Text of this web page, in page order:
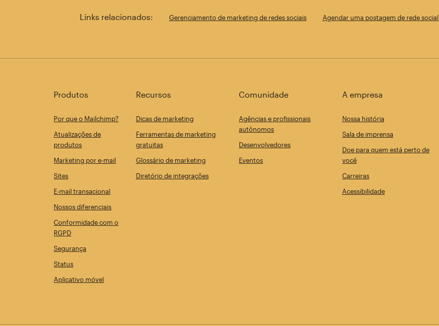
Links relacionados: Gerenciamento de marketing de redes sociais Agendar uma postagem de rede social
Produtos
Por que o Mailchimp?
Atualizações de
produtos
Marketing por e-mail
Sites
E-mail transacional
Nossos diferenciais
Conformidade com o
RGPD
Segurança
Status
Aplicativo móvel
Recursos
Dicas de marketing
Ferramentas de marketing
gratuitas
Glossário de marketing
Diretório de integrações
Comunidade
Agências e profissionais
autônomos
Desenvolvedores
Eventos
A empresa
Nossa história
Sala de imprensa
Doe para quem está perto de
você
Carreiras
Acessibilidade